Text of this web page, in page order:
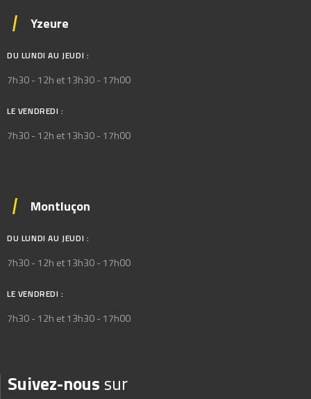
Yzeure
DU LUNDI AU JEUDI :
7h30 - 12h et 13h30 - 17h00
LE VENDREDI :
7h30 - 12h et 13h30 - 17h00
Montluçon
DU LUNDI AU JEUDI :
7h30 - 12h et 13h30 - 17h00
LE VENDREDI :
7h30 - 12h et 13h30 - 17h00
Suivez-nous sur